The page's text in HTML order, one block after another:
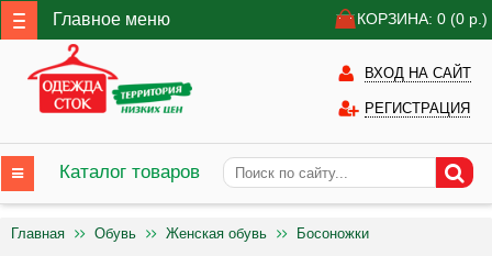
Главное меню КОРЗИНА: 0 (0 р.)
ВХОД НА САЙТ
РЕГИСТРАЦИЯ
Каталог товаров
Главная Обувь Женская обувь
Босоножки